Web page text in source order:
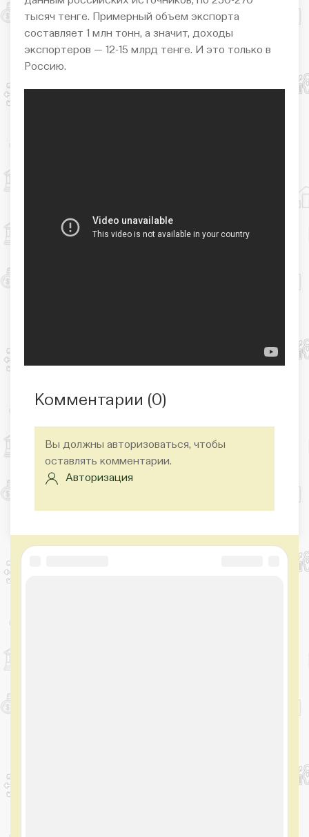
тысяч тенге. Примерный объем экспорта
составляет 1 млн тонн, а значит, доходы
экспортеров — 12-15 млрд тенге. И это только в
Россию.
Комментарии (0)
Вы должны авторизоваться, чтобы
оставлять комментарии.
Авторизация